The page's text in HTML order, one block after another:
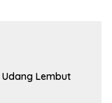
Lembut